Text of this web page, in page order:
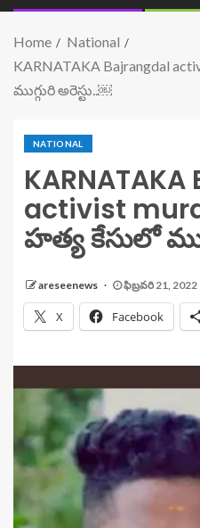
Home
National
KARNATAKA Bajrangdal
ముగ్గురి అరెస్టు..￼
NATIONAL
activist
హత్య కేసులో
areseenews ఫిబ్రవరి 21, 2022
X Facebook